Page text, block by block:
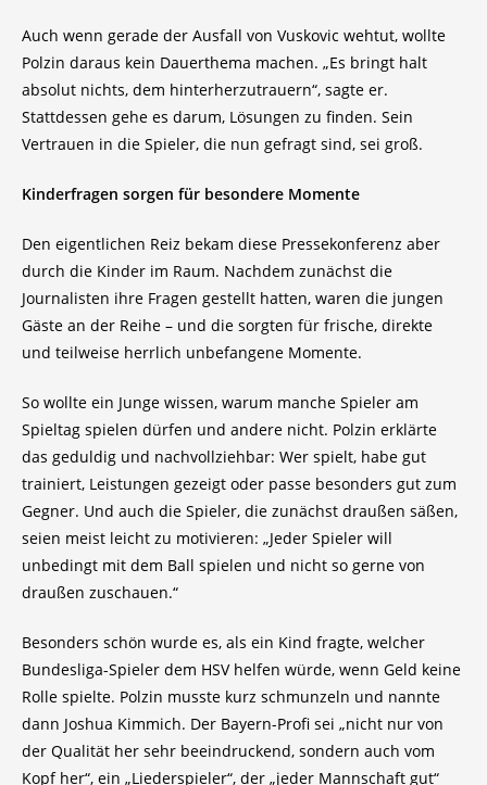
Auch wenn gerade der Ausfall von Vuskovic wehtut, wollte
Polzin daraus kein Dauerthema machen. „Es bringt halt
absolut nichts, dem hinterherzutrauern“, sagte er.
Stattdessen gehe es darum, Lösungen zu finden. Sein
Vertrauen in die Spieler, die nun gefragt sind, sei groß.
Kinderfragen sorgen für besondere Momente
Den eigentlichen Reiz bekam diese Pressekonferenz aber
durch die Kinder im Raum. Nachdem zunächst die
Journalisten ihre Fragen gestellt hatten, waren die jungen
Gäste an der Reihe – und die sorgten für frische, direkte
und teilweise herrlich unbefangene Momente.
So wollte ein Junge wissen, warum manche Spieler am
Spieltag spielen dürfen und andere nicht. Polzin erklärte
das geduldig und nachvollziehbar: Wer spielt, habe gut
trainiert, Leistungen gezeigt oder passe besonders gut zum
Gegner. Und auch die Spieler, die zunächst draußen säßen,
seien meist leicht zu motivieren: „Jeder Spieler will
unbedingt mit dem Ball spielen und nicht so gerne von
draußen zuschauen.“
Besonders schön wurde es, als ein Kind fragte, welcher
Bundesliga-Spieler dem HSV helfen würde, wenn Geld keine
Rolle spielte. Polzin musste kurz schmunzeln und nannte
dann Joshua Kimmich. Der Bayern-Profi sei „nicht nur von
der Qualität her sehr beeindruckend, sondern auch vom
Kopf her“, ein „Liederspieler“, der „jeder Mannschaft gut“